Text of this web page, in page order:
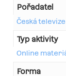
Pořadatel
Česká televize
Typ aktivity
Online
Forma